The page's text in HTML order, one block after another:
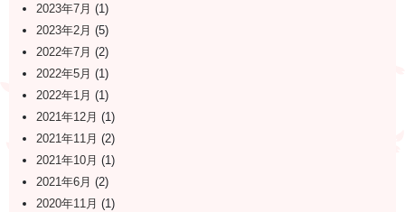
2023年7月 (1)
2023年2月 (5)
2022年7月 (2)
2022年5月 (1)
2022年1月 (1)
2021年12月 (1)
2021年11月 (2)
2021年10月 (1)
2021年6月 (2)
2020年11月 (1)